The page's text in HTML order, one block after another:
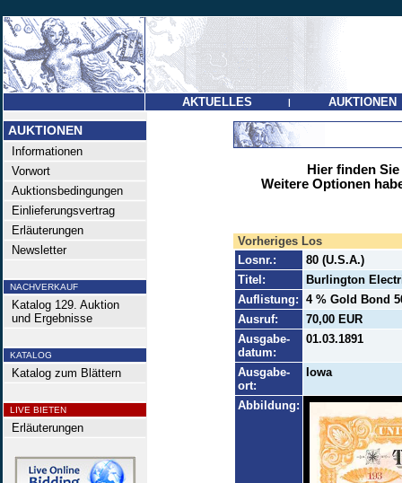
AKTUELLES | AUKTIONEN
AUKTIONEN
Informationen
Vorwort
Auktionsbedingungen
Einlieferungsvertrag
Erläuterungen
Newsletter
NACHVERKAUF
Katalog 129. Auktion
und Ergebnisse
KATALOG
Katalog zum Blättern
LIVE BIETEN
Erläuterungen
Hier finden
Weitere Optionen
Vorheriges Los
Losnr.:
80 (U.S.A.)
Titel:
Burlington
Auflistung: 4 % Gold Bond
Ausruf:
70,00 EUR
Ausgabe-
datum:
01.03.1891
Ausgabe-
ort:
Iowa
Abbildung: